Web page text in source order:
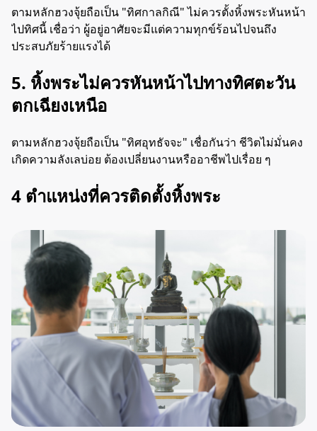
ตามหลักฮวงจุ้ยถือเป็น "ทิศกาลกิณี" ไม่ควรตั้งหิ้งพระหันหน้า
ไปทิศนี้ เชื่อว่า ผู้อยู่อาศัยจะมีแต่ความทุกข์ร้อนไปจนถึง
ประสบภัยร้ายแรงได้
5. หิ้งพระไม่ควรหันหน้าไปทางทิศตะวัน
ตกเฉียงเหนือ
ตามหลักฮวงจุ้ยถือเป็น "ทิศอุทธัจจะ" เชื่อกันว่า ชีวิตไม่มั่นคง
เกิดความลังเลบ่อย ต้องเปลี่ยนงานหรืออาชีพไปเรื่อย ๆ
4 ตำแหน่งที่ควรติดตั้งหิ้งพระ